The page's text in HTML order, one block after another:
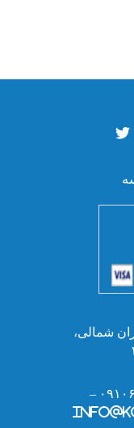
شمالی،
۰۲۱۵۵۸۲۵۵۲۸ – ۰۹۱۰۶۶۸۸۱۲۵ –